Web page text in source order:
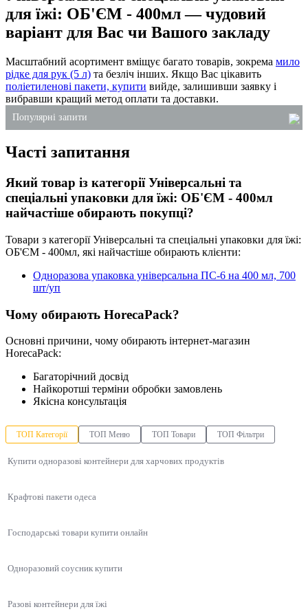
для їжі: ОБ'ЄМ - 400мл — чудовий
варіант для Вас чи Вашого закладу
Масштабний асортимент вміщує багато товарів, зокрема мило
рідке для рук (5 л) та безліч інших. Якщо Вас цікавить
поліетиленові пакети, купити вийде, залишивши заявку і
вибравши кращий метод оплати та доставки.
Популярні запити
купити харчове пластикове відро
контейнери з харчової алюмінієвої фольги
рідке мило 5 літрів купити
упаковка для тортів пластик
Часті запитання
Який товар із категорії Універсальні та
спеціальні упаковки для їжі: ОБ'ЄМ - 400мл
найчастіше обирають покупці?
Товари з категорії Універсальні та спеціальні упаковки для їжі:
ОБ'ЄМ - 400мл, які найчастіше обирають клієнти:
Одноразова упаковка універсальна ПС-6 на 400 мл, 700
шт/уп
Чому обирають HorecaPack?
Основні причини, чому обирають інтернет-магазин
HorecaPack:
Багаторічний досвід
Найкоротші терміни обробки замовлень
Якісна консультація
ТОП Категорії ТОП Меню ТОП Товари ТОП Фільтри
Купити одноразові контейнери для харчових продуктів
Крафтові пакети одеса
Господарські товари купити онлайн
Одноразовий соусник купити
Разові контейнери для їжі